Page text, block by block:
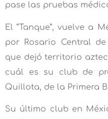
pase las pruebas
El “Tanque”, vuelve a
por Rosario Central
que dejó territorio
cuál es su club de
Quillota, de la Primera
Su último club en